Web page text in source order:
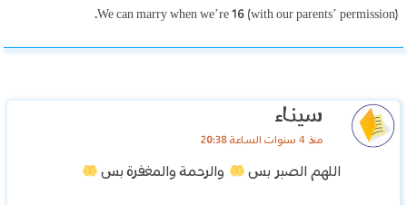
We can marry when we’re 16 (with our parents’ permission).
سيناء
منذ 4 سنوات الساعة 20:38
اللهم الصبر بس والرحمة والمغفرة بس